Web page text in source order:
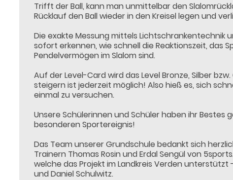
Trifft der Ball, kann man unmittelbar den
Rücklauf den Ball wieder in den Kreisel legen und
Die exakte Messung mittels Lichtschrankentechnik
sofort erkennen, wie schnell die Reaktionszeit, das
Pendelvermögen im Slalom sind.
Auf der Level-Card wird das Level Bronze, Silber
steigern ist jederzeit möglich! Also hieß es, sich
einmal zu versuchen.
Unsere Schülerinnen und Schüler haben ihr
besonderen Sportereignis!
Das Team unserer Grundschule bedankt sich
Trainern Thomas Rosin und Erdal Sengül von
welche das Projekt im Landkreis Verden
und Daniel Schulwitz.